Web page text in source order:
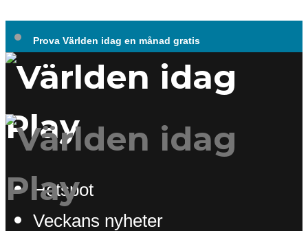
Prova Världen idag en månad gratis
Hotspot
Veckans nyheter